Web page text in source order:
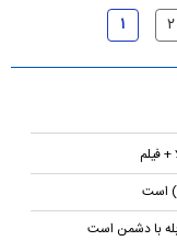
۱ ۲
فیلم
است
با دشمن است